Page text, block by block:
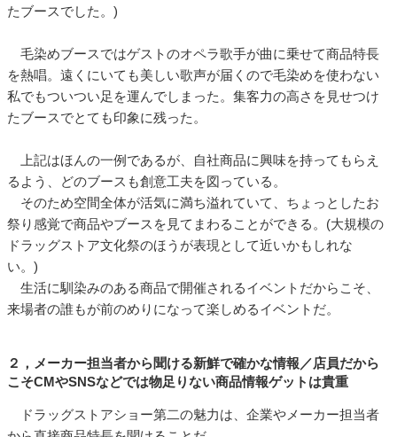
たブースでした。)
毛染めブースではゲストのオペラ歌手が曲に乗せて商品特長
を熱唱。遠くにいても美しい歌声が届くので毛染めを使わない
私でもついつい足を運んでしまった。集客力の高さを見せつけ
たブースでとても印象に残った。
上記はほんの一例であるが、自社商品に興味を持ってもらえ
るよう、どのブースも創意工夫を図っている。
そのため空間全体が活気に満ち溢れていて、ちょっとしたお
祭り感覚で商品やブースを見てまわることができる。(大規模の
ドラッグストア文化祭のほうが表現として近いかもしれな
い。)
生活に馴染みのある商品で開催されるイベントだからこそ、
来場者の誰もが前のめりになって楽しめるイベントだ。
２，メーカー担当者から聞ける新鮮で確かな情報／店員だから
こそCMやSNSなどでは物足りない商品情報ゲットは貴重
ドラッグストアショー第二の魅力は、企業やメーカー担当者